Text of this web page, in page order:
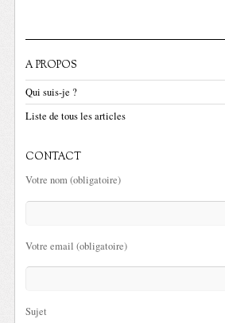
A PROPOS
Qui suis-je ?
Liste de tous les articles
CONTACT
Votre nom (obligatoire)
Votre email (obligatoire)
Sujet